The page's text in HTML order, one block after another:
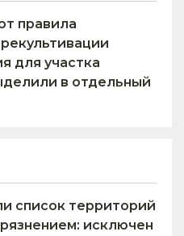
правила
для участка
в отдельный
список территорий
исключен